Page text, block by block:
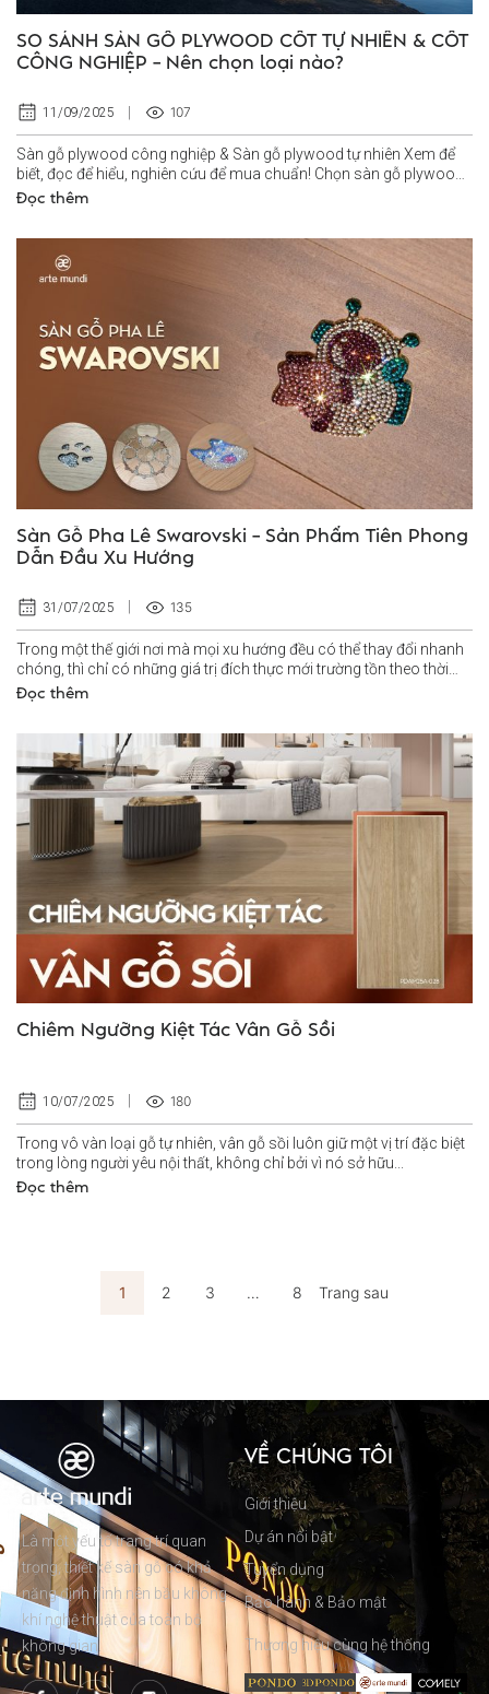
SO SÁNH SÀN GỖ PLYWOOD CỐT TỰ NHIÊN & CỐT
CÔNG NGHIỆP – Nên chọn loại nào?
11/09/2025 107
Sàn gỗ plywood công nghiệp & Sàn gỗ plywood tự nhiên Xem để
biết, đọc để hiểu, nghiên cứu để mua chuẩn! Chọn sàn gỗ plywood
cốt tự nhiên hay...
Đọc thêm
Sàn Gỗ Pha Lê Swarovski – Sản Phẩm Tiên Phong
Dẫn Đầu Xu Hướng
31/07/2025 135
Trong một thế giới nơi mà mọi xu hướng đều có thể thay đổi nhanh
chóng, thì chỉ có những giá trị đích thực mới trường tồn theo thời
gian...
Đọc thêm
Chiêm Ngưỡng Kiệt Tác Vân Gỗ Sồi
10/07/2025 180
Trong vô vàn loại gỗ tự nhiên, vân gỗ sồi luôn giữ một vị trí đặc biệt
trong lòng người yêu nội thất, không chỉ bởi vì nó sở hữu...
Đọc thêm
1 2 3 … 8 Trang sau
Là một yếu tố trang trí quan
trọng, thiết kế sàn gỗ có khả
năng định hình nên bầu không
khí nghệ thuật của toàn bộ
không gian.
VỀ CHÚNG TÔI
Giới thiệu
Dự án nổi bật
Tuyển dụng
Bảo hành & Bảo mật
Thương hiệu cùng hệ thống